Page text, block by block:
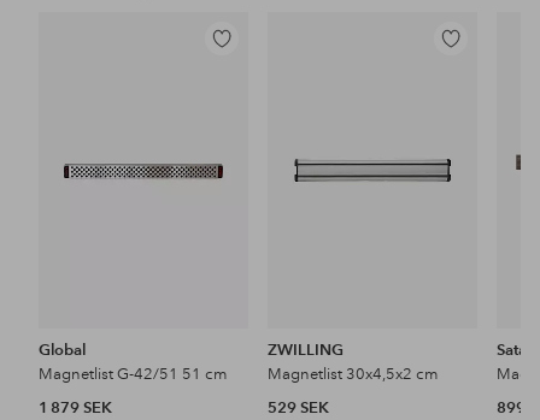
Lägg
Global
Magnetlist G-42/51 51 cm
1 879 SEK
Lägg
ZWILLING
Magnetlist 30x4,5x2 cm
529 SEK
899